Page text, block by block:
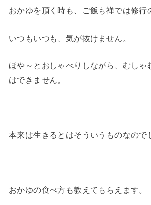
おかゆを頂く時も、ご飯も禅では修行
いつもいつも、気が抜けません。
ほや～とおしゃべりしながら、むしゃ
はできません。
本来は生きるとはそういうものなので
おかゆの食べ方も教えてもらえます。